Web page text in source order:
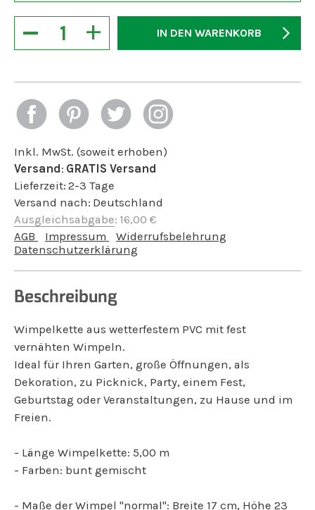
+
− IN DEN WARENKORB
Inkl. MwSt. (soweit erhoben)
Versand: GRATIS Versand
Lieferzeit: 2-3 Tage
Versand nach: Deutschland
Ausgleichsabgabe: 16,00 €
AGB
Impressum
Widerrufsbelehrung
Datenschutzerklärung
Beschreibung
Wimpelkette aus wetterfestem PVC mit fest
vernähten Wimpeln.
Ideal für Ihren Garten, große Öffnungen, als
Dekoration, zu Picknick, Party, einem Fest,
Geburtstag oder Veranstaltungen, zu Hause und im
Freien.
- Länge Wimpelkette: 5,00 m
- Farben: bunt gemischt
- Maße der Wimpel "normal": Breite 17 cm, Höhe 23